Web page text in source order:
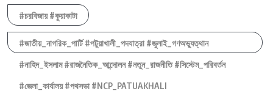
#চরবিজায় #কুয়াকাটা
#জাতীয়_নাগরিক_পার্টি #পটুয়াখালী_পদযাত্রা #জুলাই_গণঅভ্যুত্থান
#নাহিদ_ইসলাম #রাজনৈতিক_আন্দোলন #নতুন_রাজনীতি #সিস্টেম_পরিবর্তন
#জেলা_কার্যালয় #পথসভা #NCP_PATUAKHALI